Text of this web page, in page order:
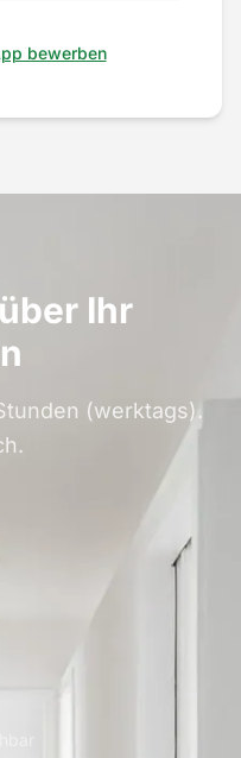
bewerben
Ihr
(werktags).